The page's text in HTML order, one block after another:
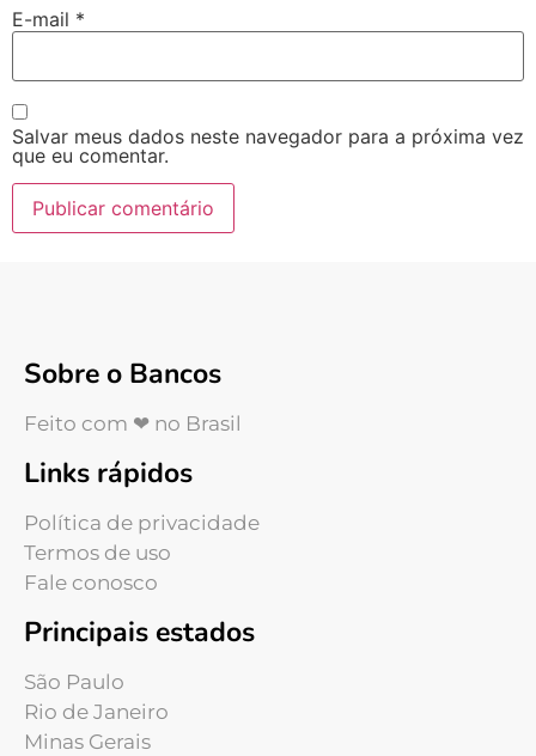
E-mail *
Salvar meus dados neste navegador para a próxima vez
que eu comentar.
Sobre o Bancos
Feito com ❤ no Brasil
Links rápidos
Política de privacidade
Termos de uso
Fale conosco
Principais estados
São Paulo
Rio de Janeiro
Minas Gerais